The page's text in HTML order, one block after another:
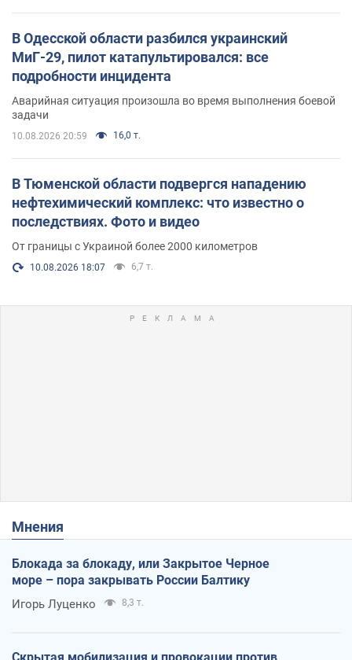
В Одесской области разбился украинский
МиГ-29, пилот катапультировался: все
подробности инцидента
Аварийная ситуация произошла во время выполнения боевой
задачи
10.08.2026 20:59 16,0 т.
В Тюменской области подвергся нападению
нефтехимический комплекс: что известно о
последствиях. Фото и видео
От границы с Украиной более 2000 километров
10.08.2026 18:07 6,7 т.
Мнения
Блокада за блокаду, или Закрытое Черное
море – пора закрывать России Балтику
Игорь Луценко 8,3 т.